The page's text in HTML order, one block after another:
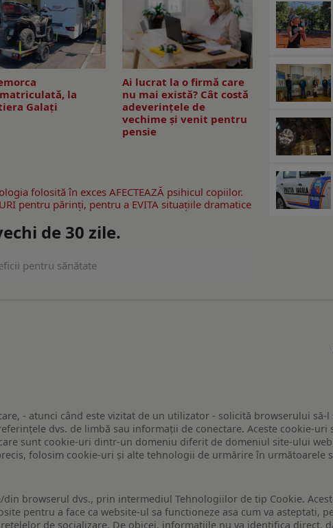
la
Galați
Ai lucrat la o firmă care
nu mai există? Cât costă
adeverințele de
vechime și venit pentru
pensie
folosită în exces AFECTEAZĂ psihicul copiilor.
pentru părinţi, pentru a EVITA situaţiile dramatice
de 30 zile.
pentru sănătate
- atunci când este vizitat de un utilizator - solicită browserului să-
dvs. de limbă sau informații de conectare. Aceste cookie-uri
sunt cookie-uri dintr-un domeniu diferit de domeniul site-ului
folosim cookie-uri și alte tehnologii de urmărire în următoarele
browserul dvs., prin intermediul Tehnologiilor de tip Cookie.
pentru a face ca website-ul sa functioneze asa cum va asteptati,
de socializare. De obicei, informatiile nu va identifica direct,